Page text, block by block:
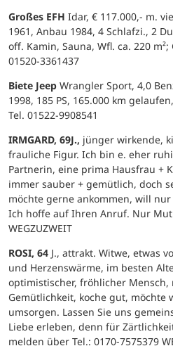
Großes EFH Idar, € 117.000,- m.
1961, Anbau 1984, 4 Schlafzi., 2
off. Kamin, Sauna, Wfl. ca. 220 m²;
01520-3361437
Biete Jeep Wrangler Sport, 4,0
1998, 185 PS, 165.000 km
Tel. 01522-9908541
IRMGARD, 69J., jünger wirkende,
frauliche Figur. Ich bin e. eher
Partnerin, eine prima Hausfrau +
immer sauber + gemütlich, doch
möchte gerne ankommen, will
Ich hoffe auf Ihren Anruf. Nur
WEGZUZWEIT
ROSI, 64 J., attrakt. Witwe, etwas
und Herzenswärme, im besten
optimistischer, fröhlicher Mensch,
Gemütlichkeit, koche gut, möchte
umsorgen. Lassen Sie uns
Liebe erleben, denn für
melden über Tel.: 0170-7575379